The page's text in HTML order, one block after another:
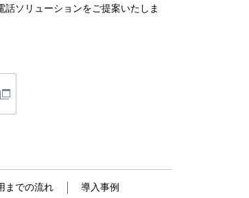
ソリューションをご提案いたしま
までの流れ 導入事例